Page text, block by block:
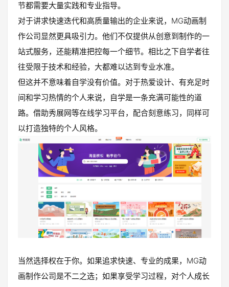
节都需要大量实践和专业指导。
对于讲求快速迭代和高质量输出的企业来说，MG动画制
作公司显然更具吸引力。他们不仅提供从创意到制作的一
站式服务，还能精准把控每一个细节。相比之下自学者往
往受限于技术和经验，大都难以达到专业水准。
但这并不意味着自学没有价值。对于热爱设计、有充足时
间和学习热情的个人来说，自学是一条充满可能性的道
路。借助秀展网等在线学习平台，配合刻意练习，同样可
以打造独特的个人风格。
当然选择权在于你。如果追求快速、专业的成果，MG动
画制作公司是不二之选；如果享受学习过程，对个人成长